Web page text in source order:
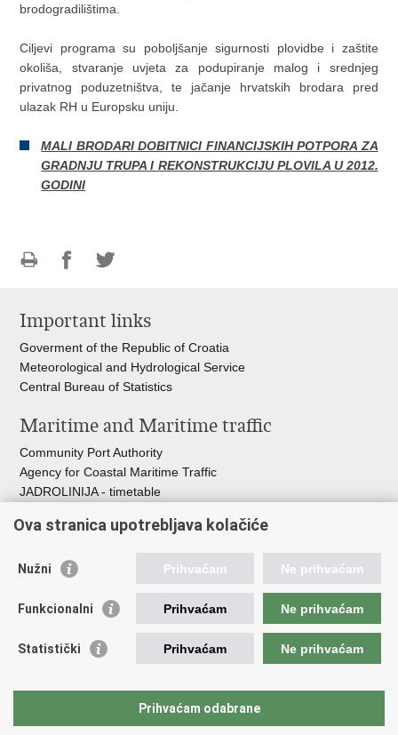
brodogradilištima.
Ciljevi programa su poboljšanje sigurnosti plovidbe i zaštite
okoliša, stvaranje uvjeta za podupiranje malog i srednjeg
privatnog poduzetništva, te jačanje hrvatskih brodara pred
ulazak RH u Europsku uniju.
MALI BRODARI DOBITNICI FINANCIJSKIH POTPORA ZA
GRADNJU TRUPA I REKONSTRUKCIJU PLOVILA U 2012.
GODINI
page
FacebookTwitteru
Important links
Goverment of the Republic of Croatia
Meteorological and Hydrological Service
Central Bureau of Statistics
Maritime and Maritime traffic
Community Port Authority
Agency for Coastal Maritime Traffic
JADROLINIJA - timetable
Croatian Motorways
Bus station Zagreb
Craotian Railways Passenger Transport
Zagreb International Airport - Franjo Tuđman
Ova stranica upotrebljava kolačiće
Nužni Prihvaćam Ne prihvaćam
Funkcionalni Prihvaćam Ne prihvaćam
Statistički Prihvaćam Ne prihvaćam
Prihvaćam odabrane